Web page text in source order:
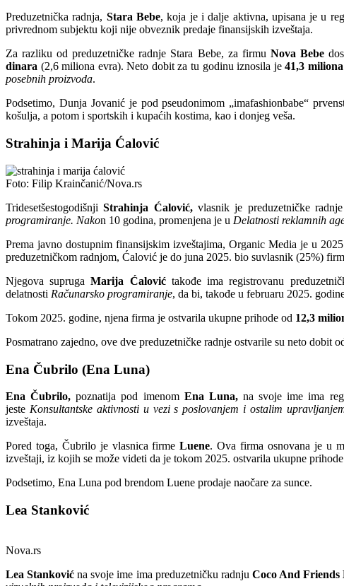
Preduzetnička radnja, Stara Bebe, koja je i dalje aktivna, upisana je u
privrednom subjektu koji nije obveznik predaje finansijskih izveštaja.
Za razliku od preduzetničke radnje Stara Bebe, za firmu Nova Bebe
dinara (2,6 miliona evra). Neto dobit za tu godinu iznosila je41,3
posebnih proizvoda.
Podsetimo, Dunja Jovanić je pod pseudonimom „imafashionbabe“
košulja, a potom i sportskih i kupaćih kostima, kao i donjeg veša.
Strahinja i Marija Ćalović
Foto: Filip Krainčanić/Nova.rs
TridesetšestogodišnjiStrahinja Ćalović,vlasnik je preduzetničke
programiranje. Nakon 10 godina, promenjena je u Delatnosti reklamnih
Prema javno dostupnim finansijskim izveštajima, Organic Media je u
preduzetničkom radnjom, Ćalović je do juna 2025. bio suvlasnik (25%)
Njegova suprugaMarija Ćalovićtakođe ima registrovanu
delatnosti Računarsko programiranje, da bi, takođe u februaru 2025.
Tokom 2025. godine, njena firma je ostvarila ukupne prihode od 12,3
Posmatrano zajedno, ove dve preduzetničke radnje ostvarile su neto dobit
Ena Čubrilo (Ena Luna)
Ena Čubrilo,poznatija pod imenom Ena Luna,na svoje ime ima
jeste Konsultantske aktivnosti u vezi s poslovanjem i ostalim
izveštaja.
Pored toga, Čubrilo je vlasnica firmeLuene. Ova firma osnovana je u
izveštaji, iz kojih se može videti da je tokom 2025. ostvarila ukupne
Podsetimo, Ena Luna pod brendom Luene prodaje naočare za sunce.
Lea Stanković
Nova.rs
Lea Stanković na svoje ime ima preduzetničku radnju Coco And